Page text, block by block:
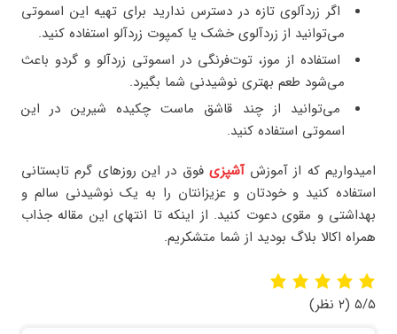
اگر زردآلوی تازه در دسترس ندارید برای تهیه این اسموتی
می‌توانید از زردآلوی خشک یا کمپوت زردآلو استفاده کنید.
استفاده از موز، توت‌فرنگی در اسموتی زردآلو و گردو باعث
می‌شود طعم بهتری نوشیدنی شما بگیرد.
می‌توانید از چند قاشق ماست چکیده شیرین در این
اسموتی استفاده کنید.
امیدواریم که از آموزش آشپزی فوق در این روزهای گرم تابستانی
استفاده کنید و خودتان و عزیزانتان را به یک نوشیدنی سالم و
بهداشتی و مقوی دعوت کنید. از اینکه تا انتهای این مقاله جذاب
همراه اکالا بلاگ بودید از شما متشکریم.
۵/۵ (۲ نظر)